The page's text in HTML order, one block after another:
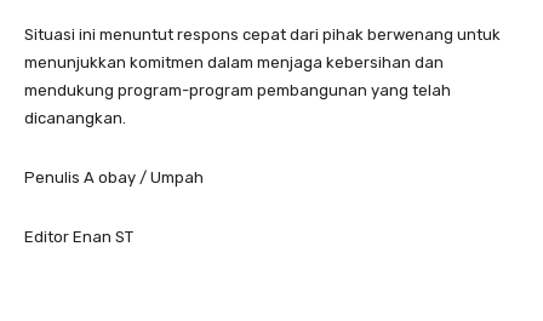
Situasi ini menuntut respons cepat dari pihak berwenang untuk
menunjukkan komitmen dalam menjaga kebersihan dan
mendukung program-program pembangunan yang telah
dicanangkan.
Penulis A obay / Umpah
Editor Enan ST